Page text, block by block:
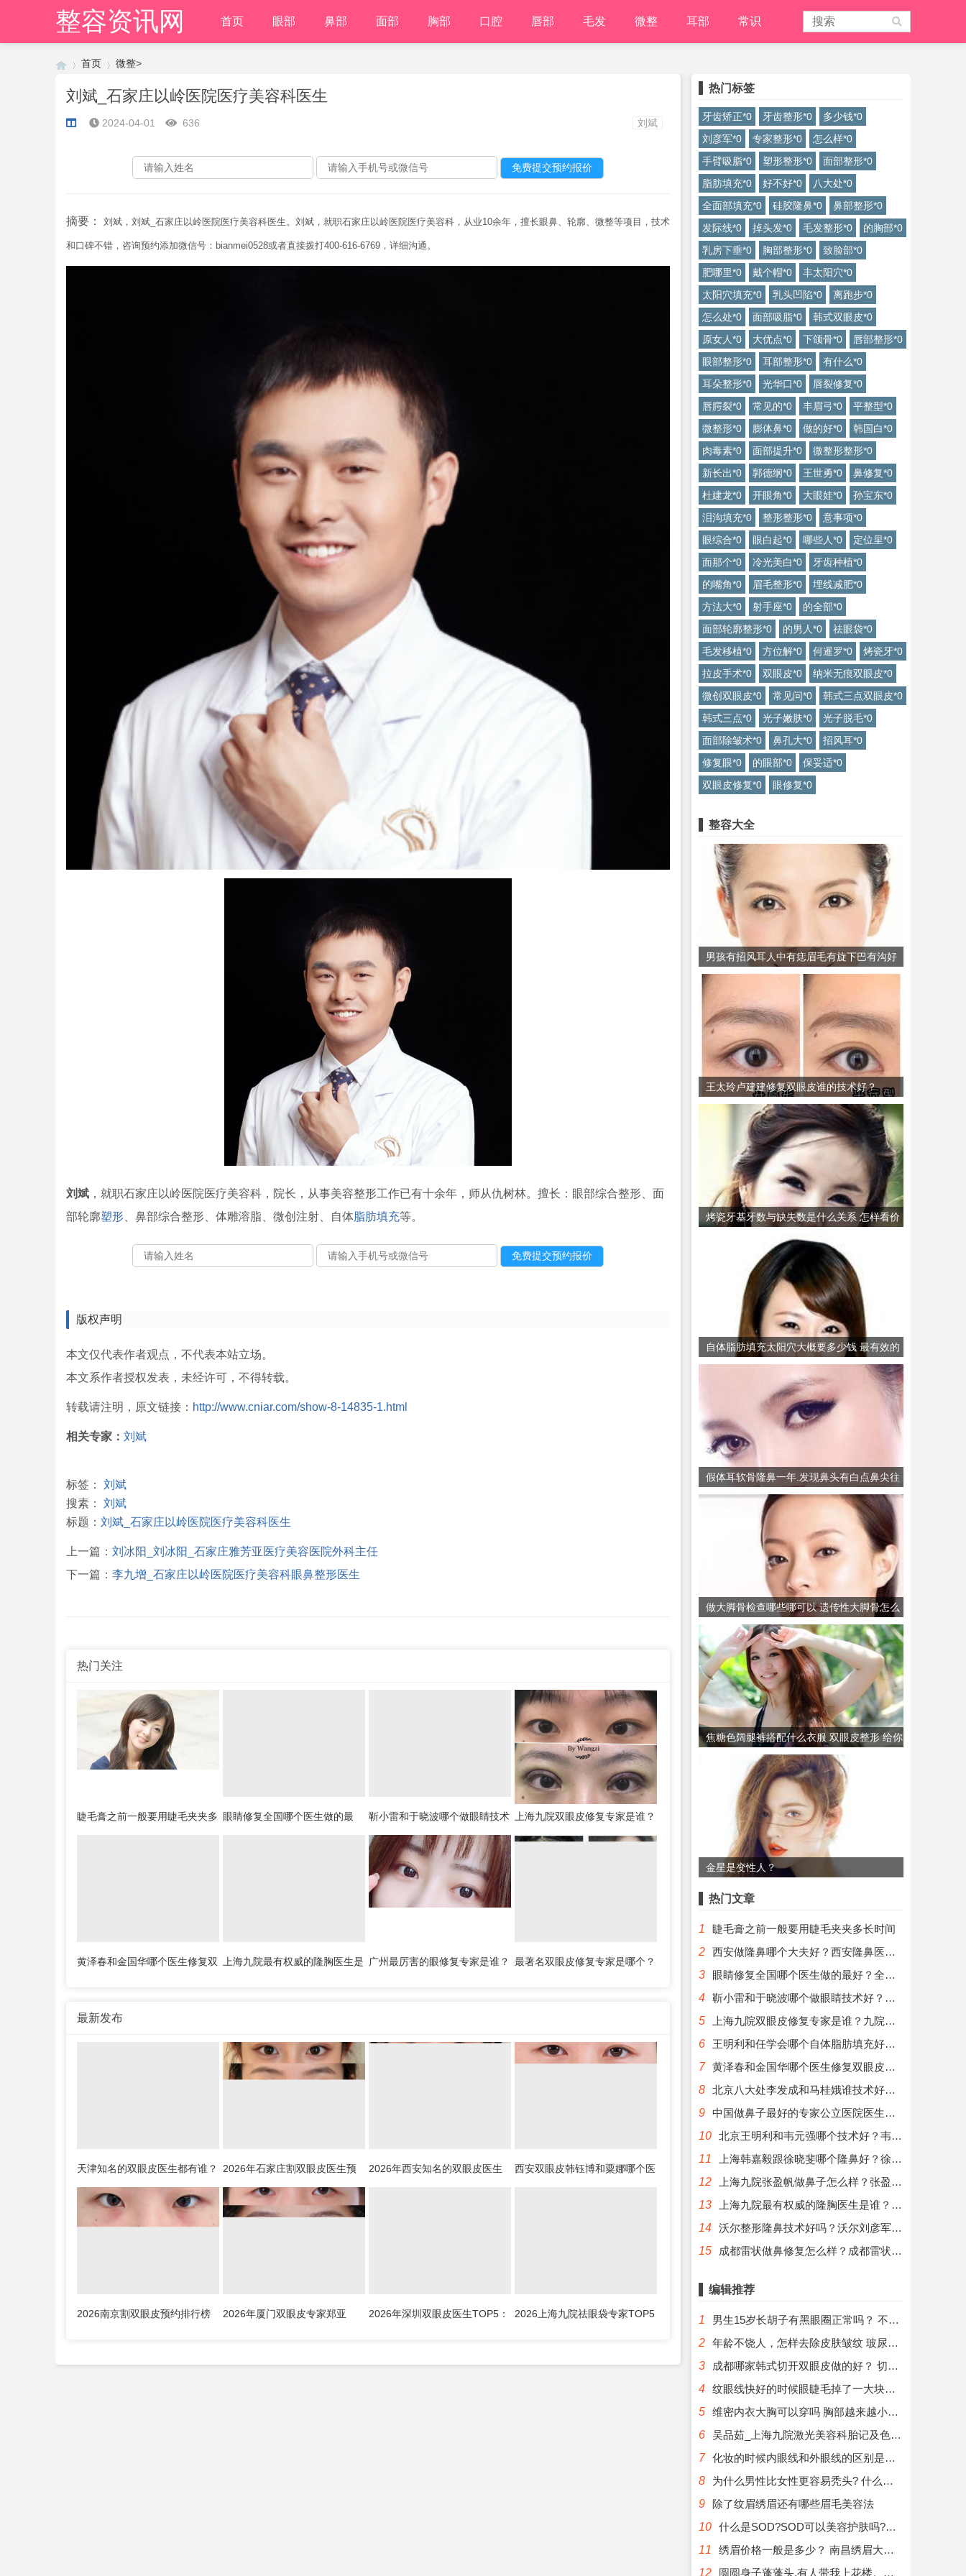
整容资讯网 首页 眼部 鼻部 面部 胸部 口腔 唇部 毛发 微整 耳部 常识
›
首页
›
微整>
刘斌_石家庄以岭医院医疗美容科医生
2024-04-01 636 刘斌
摘要： 刘斌，刘斌_石家庄以岭医院医疗美容科医生。刘斌，就职石家庄以岭医院医疗美容科，从业10余年，擅长眼鼻、轮廓、微整等项目，技术
和口碑不错，咨询预约添加微信号：bianmei0528或者直接拨打400-616-6769，详细沟通。
刘斌 ，就职石家庄以岭医院医疗美容科，院长，从事美容整形工作已有十余年，师从仇树林。擅长：眼部综合整形、面
部轮廓塑形 、鼻部综合整形、体雕溶脂、微创注射、自体脂肪填充等。
版权声明
本文仅代表作者观点，不代表本站立场。
本文系作者授权发表，未经许可，不得转载。
转载请注明，原文链接： http://www.cniar.com/show-8-14835-1.html
相关专家： 刘斌
标签： 刘斌
搜素： 刘斌
标题： 刘斌_石家庄以岭医院医疗美容科医生
上一篇： 刘冰阳_刘冰阳_石家庄雅芳亚医疗美容医院外科主任
下一篇： 李九增_石家庄以岭医院医疗美容科眼鼻整形医生
热门关注
睫毛膏之前一般要用睫毛夹夹多 眼睛修复全国哪个医生做的最
靳小雷和于晓波哪个做眼睛技术
好？于晓波靳小雷谁更好？
上海九院双眼皮修复专家是谁？
九院眼修复医生预约
黄泽春和金国华哪个医生修复双
上海九院最有权威的隆胸医生是
广州最厉害的眼修复专家是谁？
最著名双眼皮修复专家是哪个？
最新发布
天津知名的双眼皮医生都有谁？
何祥龙、卜胜利、关迪剑、邵
妍、夏红福、毕小丽谁双眼皮做
2026年石家庄割双眼皮医生预
约TOP10：李兵、何连宝、翟
彦刚、毛俊涛、丁庆丰、崔剑、
2026年西安知名的双眼皮医生
西安双眼皮韩钰博和粟娜哪个医
2026南京割双眼皮预约排行榜
2026年厦门双眼皮专家郑亚
2026年深圳双眼皮医生TOP5：
2026上海九院祛眼袋专家TOP5
热门标签
牙齿矫正*0 牙齿整形*0
多少钱*0
刘彦军*0
专家整形*0
怎么样*0
手臂吸脂*0
塑形整形*0
面部整形*0
脂肪填充*0
好不好*0
八大处*0
全面部填充*0
硅胶隆鼻*0
鼻部整形*0
发际线*0
掉头发*0 毛发整形*0
的胸部*0
乳房下垂*0
胸部整形*0
致脸部*0
肥哪里*0
戴个帽*0
丰太阳穴*0
太阳穴填充*0
乳头凹陷*0
离跑步*0
怎么处*0
面部吸脂*0
韩式双眼皮*0
原女人*0
大优点*0 下颌骨*0
唇部整形*0
眼部整形*0
耳部整形*0
有什么*0
耳朵整形*0
光华口*0
唇裂修复*0
唇腭裂*0
常见的*0 丰眉弓*0
平整型*0
微整形*0
膨体鼻*0 做的好*0
韩国白*0
肉毒素*0
面部提升*0
微整形整形*0
新长出*0
郭德纲*0 王世勇*0
鼻修复*0
杜建龙*0
开眼角*0 大眼娃*0
孙宝东*0
泪沟填充*0
整形整形*0
意事项*0
眼综合*0
眼白起*0 哪些人*0
定位里*0
面那个*0
冷光美白*0
牙齿种植*0
的嘴角*0
眉毛整形*0
埋线减肥*0
方法大*0
射手座*0
的全部*0
面部轮廓整形*0
的男人*0
祛眼袋*0
毛发移植*0
方位解*0 何暹罗*0
烤瓷牙*0
拉皮手术*0
双眼皮*0
纳米无痕双眼皮*0
微创双眼皮*0
常见问*0
韩式三点双眼皮*0
韩式三点*0
光子嫩肤*0
光子脱毛*0
面部除皱术*0
鼻孔大*0
招风耳*0
修复眼*0
的眼部*0
保妥适*0
双眼皮修复*0
眼修复*0
整容大全
男孩有招风耳人中有痣眉毛有旋下巴有沟好
不好 招风耳矫正要多少钱？
王太玲卢建建修复双眼皮谁的技术好？
烤瓷牙基牙数与缺失数是什么关系 怎样看价
自体脂肪填充太阳穴大概要多少钱 最有效的
牙齿美白方法
假体耳软骨隆鼻一年.发现鼻头有白点鼻尖往
左斜突出... 自体耳软骨隆鼻尖有哪些优点
做大脚骨检查哪些哪可以 遗传性大脚骨怎么
焦糖色阔腿裤搭配什么衣服 双眼皮整形 给你
金星是变性人？
热门文章
1
睫毛膏之前一般要用睫毛夹夹多长时间
2 西安做隆鼻哪个大夫好？西安隆鼻医生找谁做最好？
3
眼睛修复全国哪个医生做的最好？全国眼睛修复医生排名
4 靳小雷和于晓波哪个做眼睛技术好？于晓波靳小雷谁更好？
5
上海九院双眼皮修复专家是谁？九院眼修复医生预约
6
王明利和任学会哪个自体脂肪填充好？任学会王明利谁技术好？
7 黄泽春和金国华哪个医生修复双眼皮更好？
8 北京八大处李发成和马桂娥谁技术好？马桂娥李发成面部填充对比预约
9 中国做鼻子最好的专家公立医院医生预约排行榜大全
10 北京王明利和韦元强哪个技术好？韦元强王明利对比预约
11
上海韩嘉毅跟徐晓斐哪个隆鼻好？徐晓斐韩嘉毅隆鼻案例预约
12
上海九院张盈帆做鼻子怎么样？张盈帆隆鼻简介案例预约
13
上海九院最有权威的隆胸医生是谁？上海隆胸知名专家排名
14 沃尔整形隆鼻技术好吗？沃尔刘彦军汪洋冯雁平谁的技术好？
15
成都雷状做鼻修复怎么样？成都雷状隆鼻简介预约案例
编辑推荐
1
男生15岁长胡子有黑眼圈正常吗？ 不同黑眼圈的治疗方法
2 年龄不饶人，怎样去除皮肤皱纹 玻尿酸除眉间纹
3
成都哪家韩式切开双眼皮做的好？ 切开双眼皮多久可以修复
4 纹眼线快好的时候眼睫毛掉了一大块，还会在长出来吗 纹眼线后该如何消肿呢?
5 维密内衣大胸可以穿吗 胸部越来越小怎么办?妙桃假体隆胸好吗?
6 吴品茹_上海九院激光美容科胎记及色素性疾病面部光老化的光电治疗激光美容专家
7 化妆的时候内眼线和外眼线的区别是什么？ 重睑手术结合绣眼线让您的眼睛更漂亮
8
为什么男性比女性更容易秃头? 什么是自体毛发种植
9
除了纹眉绣眉还有哪些眉毛美容法
10 什么是SOD?SOD可以美容护肤吗?真的可以抗衰老吗? 玻尿酸抗衰老最好的秘方
11
绣眉价格一般是多少？ 南昌绣眉大概要多长时间啊?
12
圆圆身子蓬蓬头,有人带我上花楼。花儿见我开眼笑,... 矫正眼角大小的眼部整形术价格是多少?